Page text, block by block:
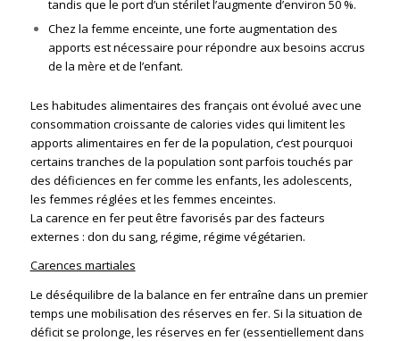
tandis que le port d’un stérilet l’augmente d’environ 50 %.
Chez la femme enceinte, une forte augmentation des
apports est nécessaire pour répondre aux besoins accrus
de la mère et de l’enfant.
Les habitudes alimentaires des français ont évolué avec une
consommation croissante de calories vides qui limitent les
apports alimentaires en fer de la population, c’est pourquoi
certains tranches de la population sont parfois touchés par
des déficiences en fer comme les enfants, les adolescents,
les femmes réglées et les femmes enceintes.
La carence en fer peut être favorisés par des facteurs
externes : don du sang, régime, régime végétarien.
Carences martiales
Le déséquilibre de la balance en fer entraîne dans un premier
temps une mobilisation des réserves en fer. Si la situation de
déficit se prolonge, les réserves en fer (essentiellement dans